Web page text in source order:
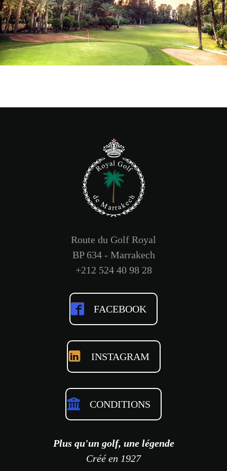
Route du Golf Royal
BP 634 - Marrakech
+212 524 40 98 28
FACEBOOK
INSTAGRAM
CONDITIONS
Plus qu'un golf, une légende
Créé en 1927